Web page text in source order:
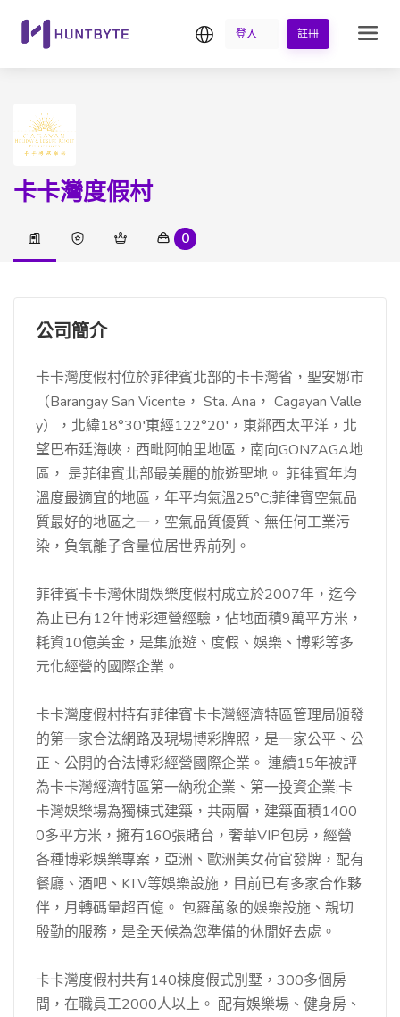
繁中登入 註冊
卡卡灣度假村
0
公司簡介
卡卡灣度假村位於菲律賓北部的卡卡灣省，聖安娜市
（Barangay San Vicente， Sta. Ana， Cagayan Valle
y），北緯18°30′東經122°20′，東鄰西太平洋，北
望巴布廷海峽，西毗阿帕里地區，南向GONZAGA地
區， 是菲律賓北部最美麗的旅遊聖地。 菲律賓年均
溫度最適宜的地區，年平均氣溫25°C;菲律賓空氣品
質最好的地區之一，空氣品質優質、無任何工業污
染，負氧離子含量位居世界前列。
菲律賓卡卡灣休閒娛樂度假村成立於2007年，迄今
為止已有12年博彩運營經驗，佔地面積9萬平方米，
耗資10億美金，是集旅遊、度假、娛樂、博彩等多
元化經營的國際企業。
卡卡灣度假村持有菲律賓卡卡灣經濟特區管理局頒發
的第一家合法網路及現場博彩牌照，是一家公平、公
正、公開的合法博彩經營國際企業。 連續15年被評
為卡卡灣經濟特區第一納稅企業、第一投資企業;卡
卡灣娛樂場為獨棟式建築，共兩層，建築面積1400
0多平方米，擁有160張賭台，奢華VIP包房，經營
各種博彩娛樂專案，亞洲、歐洲美女荷官發牌，配有
餐廳、酒吧、KTV等娛樂設施，目前已有多家合作夥
伴，月轉碼量超百億。 包羅萬象的娛樂設施、親切
殷勤的服務，是全天候為您準備的休閒好去處。
卡卡灣度假村共有140棟度假式別墅，300多個房
間，在職員工2000人以上。 配有娛樂場、健身房、